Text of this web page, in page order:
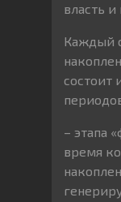
власть
Каждый
состоит
– этапа
время